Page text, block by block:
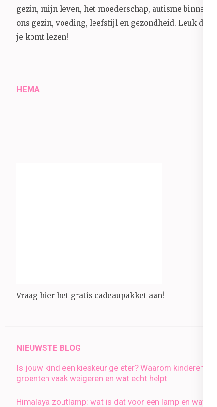
gezin, mijn leven, het moederschap, autisme binnen
ons gezin, voeding, leefstijl en gezondheid. Leuk dat
je komt lezen!
HEMA
Vraag hier het gratis cadeaupakket aan!
NIEUWSTE BLOG
Is jouw kind een kieskeurige eter? Waarom kinderen
groenten vaak weigeren en wat echt helpt
Himalaya zoutlamp: wat is dat voor een lamp en wat